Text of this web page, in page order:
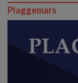
Plaggemars